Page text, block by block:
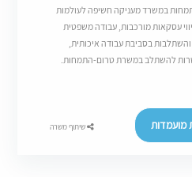
במשרד מעניקה חשיפה לעולמות
עסקאות מורכבות, עבודה משפטית
והשתלבות בסביבת עבודה איכותית,
להשתלב במשרת טרום-התמחות.
מועמדות שיתוף משרה